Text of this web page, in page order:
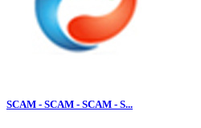
SCAM - SCAM - SCAM - S...